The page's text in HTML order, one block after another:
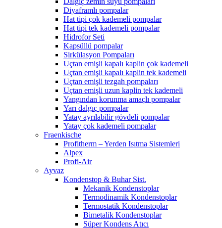
Diyaframlı pompalar
Hat tipi çok kademeli pompalar
Hat tipi tek kademeli pompalar
Hidrofor Seti
Kapsüllü pompalar
Sirkülasyon Pompaları
Uçtan emişli kapalı kaplin çok kademeli
Uçtan emişli kapalı kaplin tek kademeli
Uçtan emişli tezgah pompaları
Uçtan emişli uzun kaplin tek kademeli
Yangından korunma amaçlı pompalar
Yarı dalgıç pompalar
Yatay ayrılabilir gövdeli pompalar
Yatay çok kademeli pompalar
Fraenkische
Profitherm – Yerden Isıtma Sistemleri
Alpex
Profi-Air
Ayvaz
Kondenstop & Buhar Sist.
Mekanik Kondenstoplar
Termodinamik Kondenstoplar
Termostatik Kondenstoplar
Bimetalik Kondenstoplar
Süper Kondens Atıcı